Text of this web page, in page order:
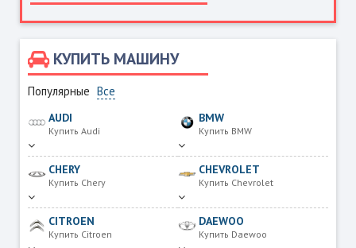
КУПИТЬ МАШИНУ
Популярные Все
AUDI
Купить Audi
BMW
Купить BMW
CHERY
Купить Chery
CHEVROLET
Купить Chevrolet
CITROEN
Купить Citroen
DAEWOO
Купить Daewoo